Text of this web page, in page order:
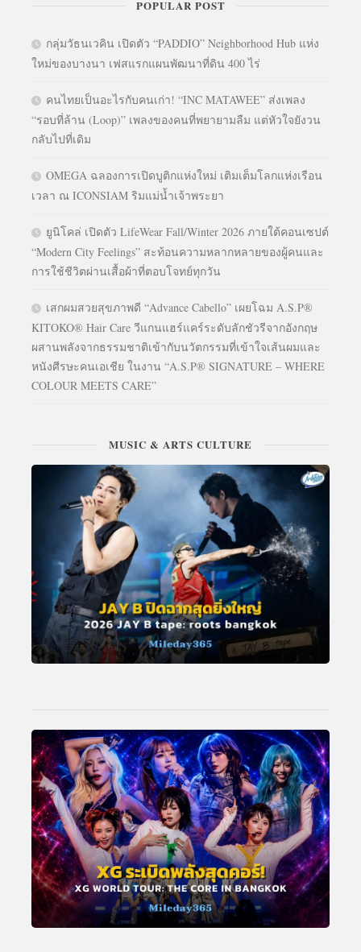
POPULAR POST
กลุ่มวัธนเวคิน เปิดตัว “PADDIO” Neighborhood Hub แห่ง
ใหม่ของบางนา เฟสแรกแผนพัฒนาที่ดิน 400 ไร่
คนไทยเป็นอะไรกับคนเก่า! “INC MATAWEE” ส่งเพลง
“รอบที่ล้าน (Loop)” เพลงของคนที่พยายามลืม แต่หัวใจยังวน
กลับไปที่เดิม
OMEGA ฉลองการเปิดบูติกแห่งใหม่ เติมเต็มโลกแห่งเรือน
เวลา ณ ICONSIAM ริมแม่น้ำเจ้าพระยา
ยูนิโคล่ เปิดตัว LifeWear Fall/Winter 2026 ภายใต้คอนเซปต์
“Modern City Feelings” สะท้อนความหลากหลายของผู้คนและ
การใช้ชีวิตผ่านเสื้อผ้าที่ตอบโจทย์ทุกวัน
เสกผมสวยสุขภาพดี “Advance Cabello” เผยโฉม A.S.P®
KITOKO® Hair Care วีแกนแฮร์แคร์ระดับลักชัวรีจากอังกฤษ
ผสานพลังจากธรรมชาติเข้ากับนวัตกรรมที่เข้าใจเส้นผมและ
หนังศีรษะคนเอเชีย ในงาน “A.S.P® SIGNATURE – WHERE
COLOUR MEETS CARE”
MUSIC & ARTS CULTURE